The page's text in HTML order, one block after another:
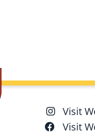
Visit
Visit